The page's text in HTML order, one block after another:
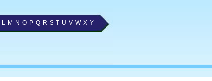
L M N O P Q R S T U V W X Y